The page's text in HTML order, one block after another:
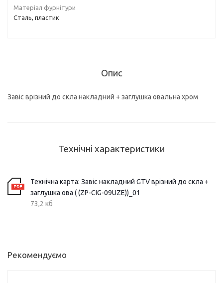
Матеріал фурнітури
Сталь, пластик
Опис
Завіс врізний до скла накладний + заглушка овальна хром
Технічні характеристики
Технічна карта: Завіс накладний GTV врізний до скла +
заглушка ова ( (ZP-CIG-09UZE))_01
73,2 кб
Рекомендуємо